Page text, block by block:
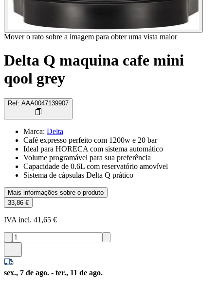
Mover o rato sobre a imagem para obter uma vista maior
Delta Q maquina cafe mini
qool grey
Ref: AAA0047139907
Marca: Delta
Café expresso perfeito com 1200w e 20 bar
Ideal para HORECA com sistema automático
Volume programável para sua preferência
Capacidade de 0.6L com reservatório amovível
Sistema de cápsulas Delta Q prático
Mais informações sobre o produto
33,86 €
IVA incl. 41,65 €
sex., 7 de ago. - ter., 11 de ago.